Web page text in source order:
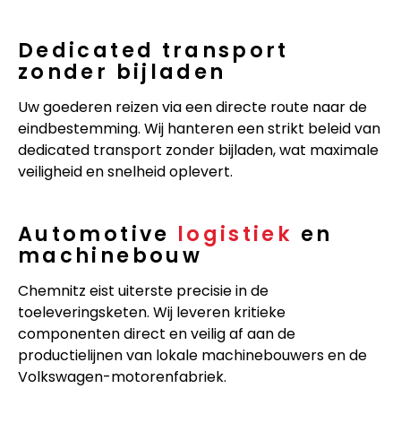
Dedicated transport
zonder bijladen
Uw goederen reizen via een directe route naar de
eindbestemming. Wij hanteren een strikt beleid van
dedicated transport zonder bijladen, wat maximale
veiligheid en snelheid oplevert.
Automotive logistiek en
machinebouw
Chemnitz eist uiterste precisie in de
toeleveringsketen. Wij leveren kritieke
componenten direct en veilig af aan de
productielijnen van lokale machinebouwers en de
Volkswagen-motorenfabriek.